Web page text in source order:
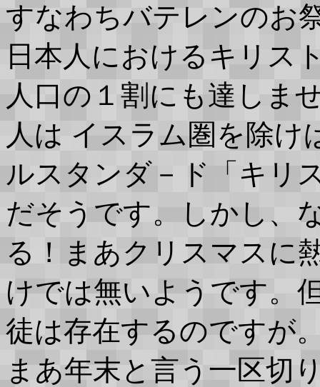
すなわちバテレンのお
日本人におけるキリス
人口の１割にも達しま
人は イスラム圏を除け
ルスタンダ－ド「キリ
だそうです。しかし、
る！まあクリスマスに
けでは無いようです。
徒は存在するのですが
まあ年末と言う一区切